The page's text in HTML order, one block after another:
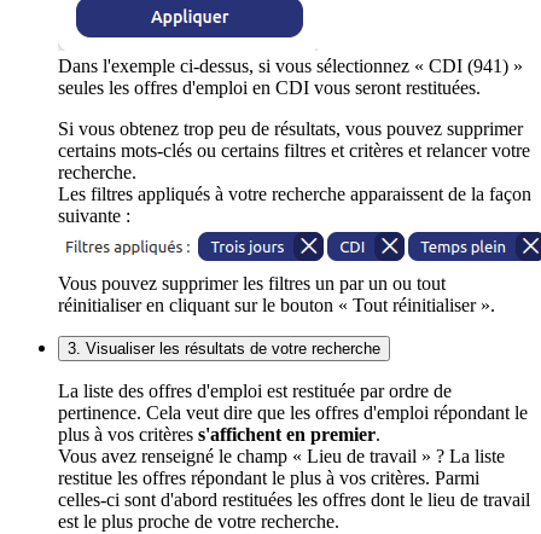
Dans l'exemple ci-dessus, si vous sélectionnez « CDI (941) »
seules les offres d'emploi en CDI vous seront restituées.
Si vous obtenez trop peu de résultats, vous pouvez supprimer
certains mots-clés ou certains filtres et critères et relancer votre
recherche.
Les filtres appliqués à votre recherche apparaissent de la façon
suivante :
Vous pouvez supprimer les filtres un par un ou tout
réinitialiser en cliquant sur le bouton « Tout réinitialiser ».
3. Visualiser les résultats de votre recherche
La liste des offres d'emploi est restituée par ordre de
pertinence. Cela veut dire que les offres d'emploi répondant le
plus à vos critères s'affichent en premier.
Vous avez renseigné le champ « Lieu de travail » ? La liste
restitue les offres répondant le plus à vos critères. Parmi
celles-ci sont d'abord restituées les offres dont le lieu de travail
est le plus proche de votre recherche.